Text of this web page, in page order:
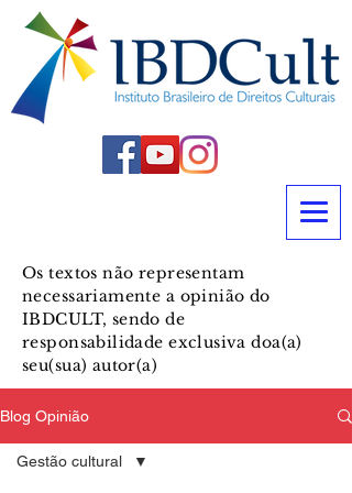
Os textos não representam
necessariamente a opinião do
IBDCULT, sendo de
responsabilidade exclusiva doa(a)
seu(sua) autor(a)
Blog Opinião
Gestão cultural